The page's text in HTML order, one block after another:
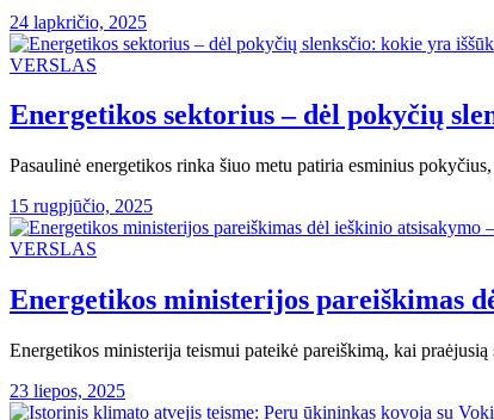
24 lapkričio, 2025
VERSLAS
Energetikos sektorius – dėl pokyčių
Pasaulinė energetikos rinka šiuo metu patiria esminius
15 rugpjūčio, 2025
VERSLAS
Energetikos ministerijos pareiškimas
Energetikos ministerija teismui pateikė pareiškimą, kai
23 liepos, 2025